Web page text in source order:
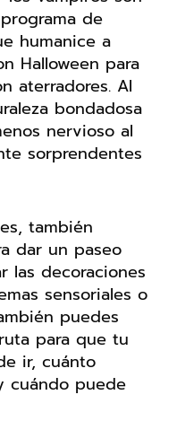
de
humanice a
Halloween para
aterradores. Al
bondadosa
nervioso al
sorprendentes
también
dar un paseo
las decoraciones
sensoriales o
puedes
para que tu
ir, cuánto
cuándo puede